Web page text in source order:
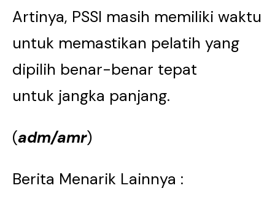
Artinya, PSSI masih memiliki waktu
untuk memastikan pelatih yang
dipilih benar-benar tepat
untuk jangka panjang.
(adm/amr)
Berita Menarik Lainnya :